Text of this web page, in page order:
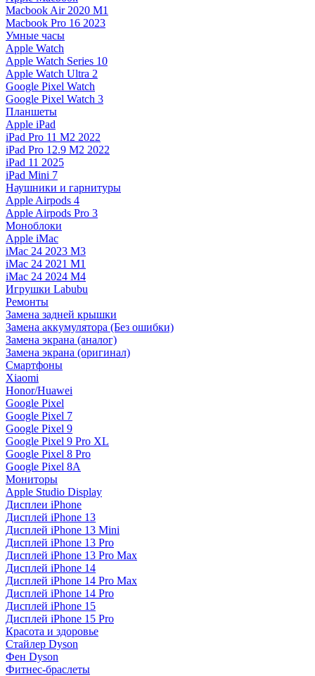
Macbook Air 2020 M1
Macbook Pro 16 2023
Умные часы
Apple Watch
Apple Watch Series 10
Apple Watch Ultra 2
Google Pixel Watch
Google Pixel Watch 3
Планшеты
Apple iPad
iPad Pro 11 M2 2022
iPad Pro 12.9 M2 2022
iPad 11 2025
iPad Mini 7
Наушники и гарнитуры
Apple Airpods 4
Apple Airpods Pro 3
Моноблоки
Apple iMac
iMac 24 2023 M3
iMac 24 2021 M1
iMac 24 2024 M4
Игрушки Labubu
Ремонты
Замена задней крышки
Замена аккумулятора (Без ошибки)
Замена экрана (аналог)
Замена экрана (оригинал)
Смартфоны
Xiaomi
Honor/Huawei
Google Pixel
Google Pixel 7
Google Pixel 9
Google Pixel 9 Pro XL
Google Pixel 8 Pro
Google Pixel 8A
Мониторы
Apple Studio Display
Дисплеи iPhone
Дисплей iPhone 13
Дисплей iPhone 13 Mini
Дисплей iPhone 13 Pro
Дисплей iPhone 13 Pro Max
Дисплей iPhone 14
Дисплей iPhone 14 Pro Max
Дисплей iPhone 14 Pro
Дисплей iPhone 15
Дисплей iPhone 15 Pro
Красота и здоровье
Стайлер Dyson
Фен Dyson
Фитнес-браслеты